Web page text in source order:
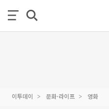
이투데이 문화·라이프 영화